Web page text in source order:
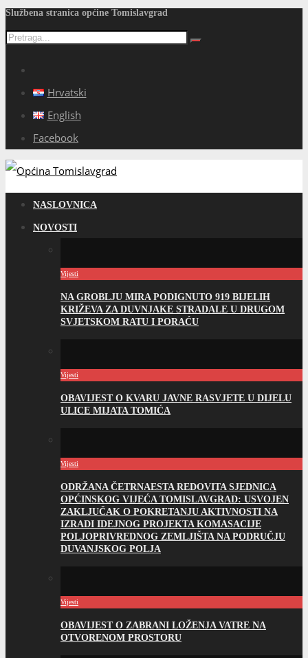
Službena stranica općine Tomislavgrad
Hrvatski
English
Facebook
NASLOVNICA
NOVOSTI
Vijesti
NA GROBLJU MIRA PODIGNUTO 919 BIJELIH
KRIŽEVA ZA DUVNJAKE STRADALE U DRUGOM
SVJETSKOM RATU I PORAĆU
Vijesti
OBAVIJEST O KVARU JAVNE RASVJETE U DIJELU
ULICE MIJATA TOMIĆA
Vijesti
ODRŽANA ČETRNAESTA REDOVITA SJEDNICA
OPĆINSKOG VIJEĆA TOMISLAVGRAD: USVOJEN
ZAKLJUČAK O POKRETANJU AKTIVNOSTI NA
IZRADI IDEJNOG PROJEKTA KOMASACIJE
POLJOPRIVREDNOG ZEMLJIŠTA NA PODRUČJU
DUVANJSKOG POLJA
Vijesti
OBAVIJEST O ZABRANI LOŽENJA VATRE NA
OTVORENOM PROSTORU